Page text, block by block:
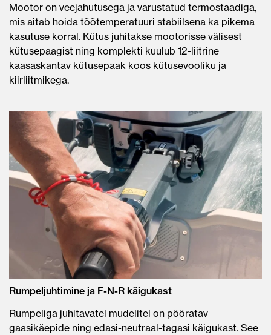
Mootor on veejahutusega ja varustatud termostaadiga,
mis aitab hoida töötemperatuuri stabiilsena ka pikema
kasutuse korral. Kütus juhitakse mootorisse välisest
kütusepaagist ning komplekti kuulub 12-liitrine
kaasaskantav kütusepaak koos kütusevooliku ja
kiirliitmikega.
Rumpeljuhtimine ja F-N-R käigukast
Rumpeliga juhitavatel mudelitel on pööratav
gaasikäepide ning edasi-neutraal-tagasi käigukast. See